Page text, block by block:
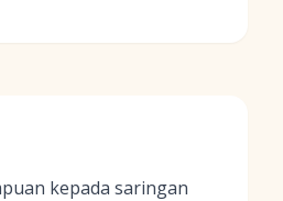
kepada saringan